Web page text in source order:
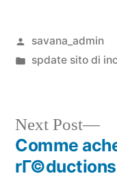
savana_admin
spdate sito di
Next Post
Comme